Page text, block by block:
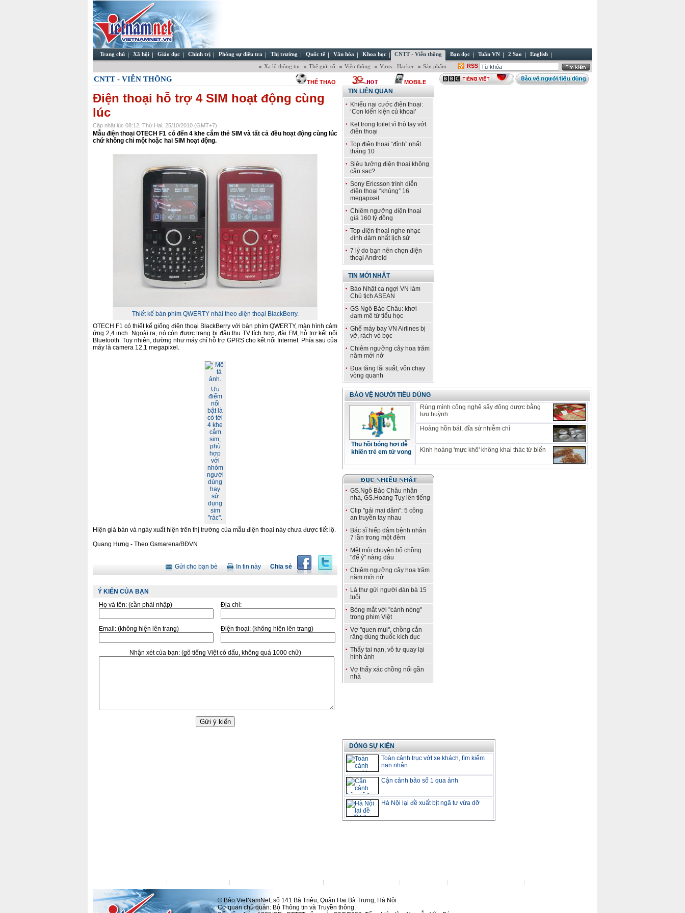
Trang chủ Xã hội Giáo dục Chính trị Phóng sự điều tra Thị trường Quốc tế Văn hóa Khoa học CNTT - Viễn thông Bạn đọc Tuần VN 2 Sao English
Xa lộ thông tin Thế giới số Viễn thông Virus - Hacker Sản phẩm RSS
CNTT - VIỄN THÔNG THỂ THAO MOBILE
Điện thoại hỗ trợ 4 SIM hoạt động cùng
lúc
Cập nhật lúc 08:12, Thứ Hai, 25/10/2010 (GMT+7)
Mẫu điện thoại OTECH F1 có đến 4 khe cắm thẻ SIM và tất cả đều hoạt động cùng lúc
chứ không chỉ một hoặc hai SIM hoạt động.
Thiết kế bàn phím QWERTY nhái theo điện thoại BlackBerry.
OTECH F1 có thiết kế giống điện thoại BlackBerry với bàn phím QWERTY, màn hình cảm
ứng 2,4 inch. Ngoài ra, nó còn được trang bị đầu thu TV tích hợp, đài FM, hỗ trợ kết nối
Bluetooth. Tuy nhiên, dường như máy chỉ hỗ trợ GPRS cho kết nối Internet. Phía sau của
máy là camera 12,1 megapixel.
Ưu
điểm
nổi
bật là
có tới
4 khe
cắm
sim,
phù
hợp
với
nhóm
người
dùng
hay
sử
dụng
sim
"rác".
Hiện giá bán và ngày xuất hiện trên thị trường của mẫu điện thoại này chưa được tiết lộ.
Quang Hưng - Theo Gsmarena/BĐVN
Chia sẻ
In tin này
Gửi cho bạn bè
Ý KIẾN CỦA BẠN
Họ và tên: (cần phải nhập) Địa chỉ:
Email: (không hiện lên trang) Điện thoại: (không hiện lên trang)
Nhận xét của bạn: (gõ tiếng Việt có dấu, không quá 1000 chữ)
TIN LIÊN QUAN
Khiếu nại cước điện thoại:
‘Con kiến kiện củ khoai’
Kẹt trong toilet vì thò tay vớt
điện thoại
Top điện thoại “đỉnh” nhất
tháng 10
Siêu tưởng điện thoại không
cần sạc?
Sony Ericsson trình diễn
điện thoại “khủng” 16
megapixel
Chiêm ngưỡng điện thoại
giá 160 tỷ đồng
Top điện thoại nghe nhạc
đình đám nhất lịch sử
7 lý do bạn nên chọn điện
thoại Android
TIN MỚI NHẤT
Báo Nhật ca ngợi VN làm
Chủ tịch ASEAN
GS Ngô Bảo Châu: khơi
đam mê từ tiểu học
Ghế máy bay VN Airlines bị
vỡ, rách vỏ bọc
Chiêm ngưỡng cây hoa trăm
năm mới nở
Đua tăng lãi suất, vốn chạy
vòng quanh
BẢO VỆ NGƯỜI TIÊU DÙNG
Thu hồi bóng hơi dễ
khiến trẻ em tử vong
Rùng mình công nghệ sấy đông dược bằng
lưu huỳnh
Hoảng hồn bát, đĩa sứ nhiễm chì
Kinh hoàng 'mực khô' không khai thác từ biển
GS.Ngô Bảo Châu nhận
nhà, GS.Hoàng Tụy lên tiếng
Clip "gái mại dâm": 5 công
an truyền tay nhau
Bác sĩ hiếp dâm bệnh nhân
7 lần trong một đêm
Mệt mỏi chuyện bố chồng
"để ý" nàng dâu
Chiêm ngưỡng cây hoa trăm
năm mới nở
Lá thư gửi người đàn bà 15
tuổi
Bỏng mắt với "cảnh nóng"
trong phim Việt
Vợ "quen mui", chồng cắn
răng dùng thuốc kích dục
Thấy tai nạn, vô tư quay lại
hình ảnh
Vợ thấy xác chồng nổi gần
nhà
DÒNG SỰ KIỆN
Toàn cảnh trục vớt xe khách, tìm kiếm
nạn nhân
Cận cảnh bão số 1 qua ảnh
Hà Nội lại đề xuất bịt ngã tư vừa dỡ
© Báo VietNamNet, số 141 Bà Triệu, Quận Hai Bà Trưng, Hà Nội.
Cơ quan chủ quản: Bộ Thông tin và Truyền thông.